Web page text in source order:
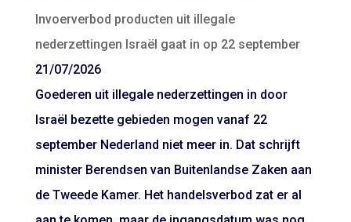
Invoerverbod producten uit illegale
nederzettingen Israël gaat in op 22 september
21/07/2026
Goederen uit illegale nederzettingen in door
Israël bezette gebieden mogen vanaf 22
september Nederland niet meer in. Dat schrijft
minister Berendsen van Buitenlandse Zaken aan
de Tweede Kamer. Het handelsverbod zat er al